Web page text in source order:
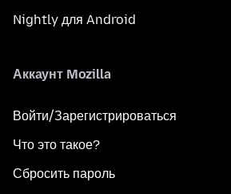
Nightly для Android
Аккаунт Mozilla
Войти/Зарегистрироваться
Что это такое?
Сбросить пароль